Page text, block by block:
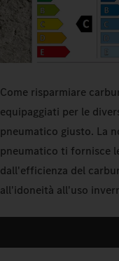
Come risparmiare
equipaggiati per le
pneumatico giusto. La
pneumatico ti fornisce
dall'efficienza del
all'idoneità all'uso